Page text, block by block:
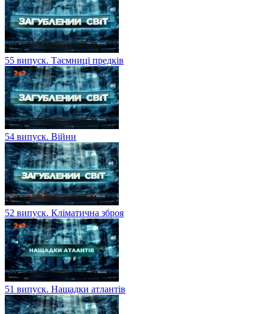
55 випуск. Таємниці предків
54 випуск. Війни
52 випуск. Кліматична зброя
51 випуск. Нащадки атлантів